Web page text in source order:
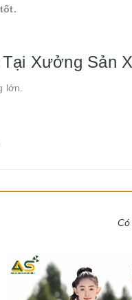
Xưởng Sản
lớn.